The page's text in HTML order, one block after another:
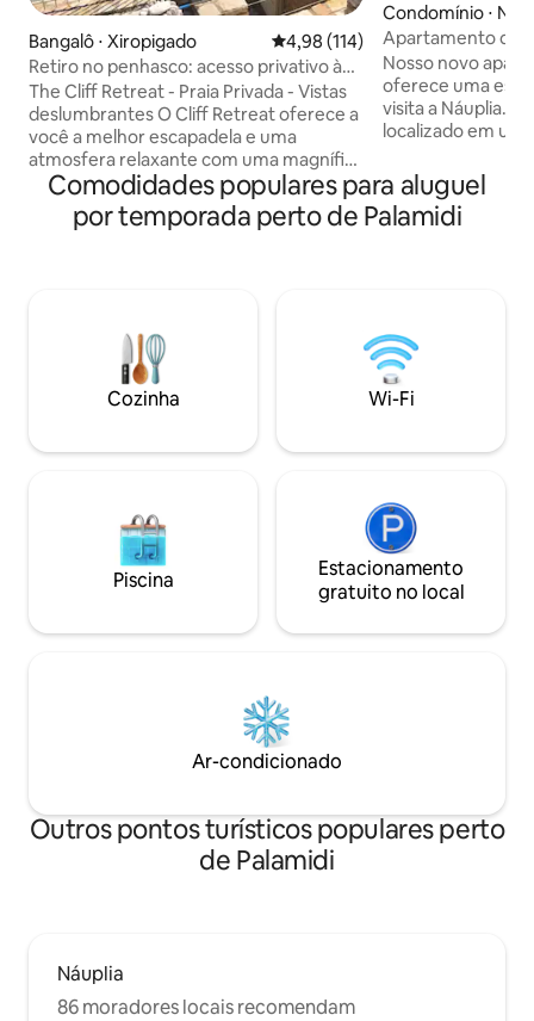
Bangalô ⋅ Xiropigado 4,98 de uma avaliação média de
4,98 (114)
Retiro no penhasco: acesso privativo à
praia e vista para o mar
The Cliff Retreat - Praia Privada - Vistas
deslumbrantes O Cliff Retreat oferece a
você a melhor escapadela e uma
atmosfera relaxante com uma magnífica
vista de 180 graus do Golfo Argólico.
Uma experiência completamente única,
caminhe por degraus esculpidos em
com os sons rítmicos das ondas a poucos
metros abaixo. Um lugar ideal para
famílias com crianças ou fins de semana
românticos.
Condomínio ⋅
Apartamento de
coração de
Nosso novo
oferece uma
visita a Náuplia.
localizado em
nos arredores do
poucos minutos a pé).
referência mais
Micenas: 24 km
Epidauro: 27 km
km
Comodidades populares para aluguel
por temporada perto de Palamidi
Cozinha Wi-Fi
Piscina
Estacionamento
gratuito no local
Ar-condicionado
Outros pontos turísticos populares perto
de Palamidi
Náuplia
86 moradores locais recomendam